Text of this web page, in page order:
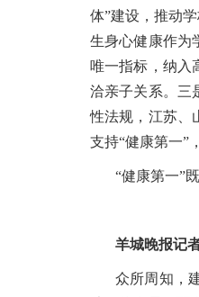
体”建设，推动
生身心健康作为
唯一指标，纳入
洽亲子关系。三
性法规，江苏、
支持“健康第一”
“健康第一”
羊城晚报记
众所周知，